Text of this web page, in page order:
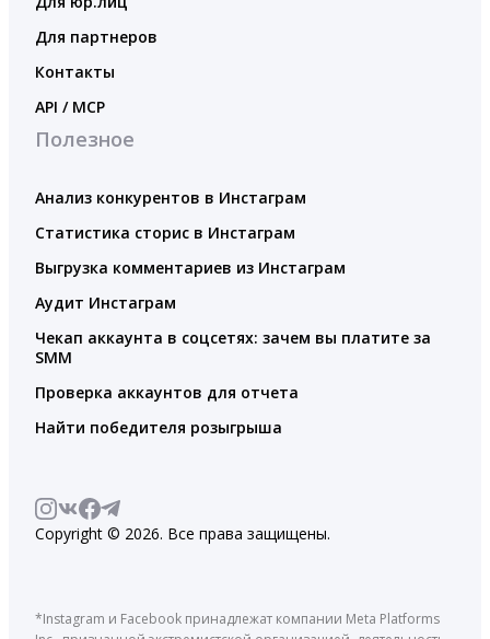
Для партнеров
Контакты
API / MCP
Полезное
Анализ конкурентов в Инстаграм
Статистика сторис в Инстаграм
Выгрузка комментариев из Инстаграм
Аудит Инстаграм
Чекап аккаунта в соцсетях: зачем вы платите за
SMM
Проверка аккаунтов для отчета
Найти победителя розыгрыша
Copyright © 2026. Все права защищены.
*Instagram и Facebook принадлежат компании Meta Platforms